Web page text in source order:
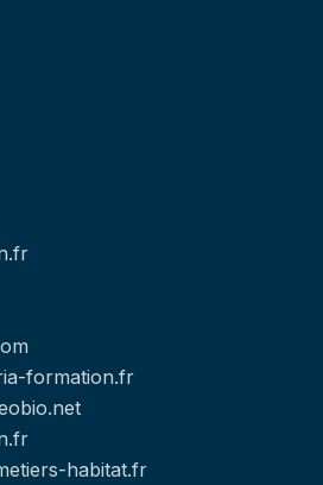
formation.fr
habitat.fr